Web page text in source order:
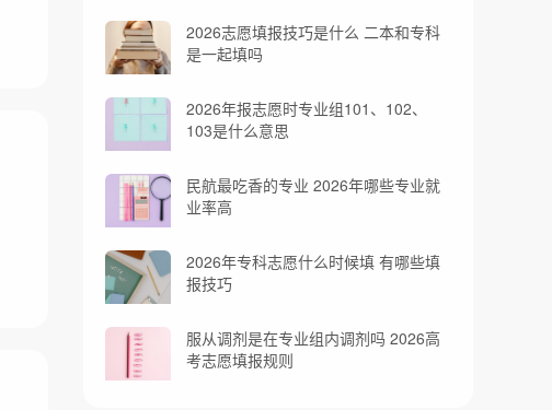
2026志愿填报技巧是什么 二本和专科
是一起填吗
2026年报志愿时专业组101、102、
103是什么意思
民航最吃香的专业 2026年哪些专业就
业率高
2026年专科志愿什么时候填 有哪些填
报技巧
服从调剂是在专业组内调剂吗 2026高
考志愿填报规则